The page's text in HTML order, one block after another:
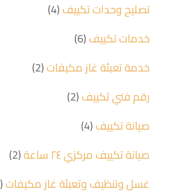
تصليح وحدات تكييف(4)
خدمات تكييف(6)
خدمة تعبئة غاز مكيفات(2)
رقم فني تكييف(2)
صيانة تكييف(4)
صيانة تكييف مركزي ٢٤ ساعة
(2)
غسل وتنظيف وتعبئة غاز مكيفات(3)